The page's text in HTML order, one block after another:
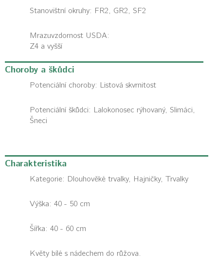
Stanovištní okruhy: FR2, GR2, SF2
Mrazuvzdornost USDA:
Z4 a vyšší
Choroby a škůdci
Potenciální choroby: Listová skvrnitost
Potenciální škůdci: Lalokonosec rýhovaný, Slimáci,
Šneci
Charakteristika
Kategorie: Dlouhověké trvalky, Hajničky, Trvalky
Výška: 40 - 50 cm
Šířka: 40 - 60 cm
Květy bílé s nádechem do růžova.